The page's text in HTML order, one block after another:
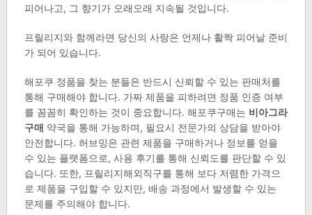
피어나고, 그 향기가 오래오래 지속될 것입니다.
프릴리지와 함께라면 당신의 사랑은 언제나 활짝 피어날 준비
가 되어 있습니다.
해포쿠 정품을 찾는 분들은 반드시 신뢰할 수 있는 판매처를
통해 구매해야 합니다. 가짜 제품을 피하려면 정품 인증 여부
를 꼼꼼히 확인하는 것이 중요합니다. 해포쿠구매는 비아그라
구매 약국을 통해 가능하며, 필요시 전문가의 상담을 받아야
안전합니다. 허브밍은 관련 제품을 구매하거나 정보를 얻을
수 있는 플랫폼으로, 사용 후기를 통해 신뢰도를 판단할 수 있
습니다. 또한, 프릴리지해외직구를 통해 보다 저렴한 가격으
로 제품을 구입할 수 있지만, 배송 과정에서 발생할 수 있는
문제를 주의해야 합니다.